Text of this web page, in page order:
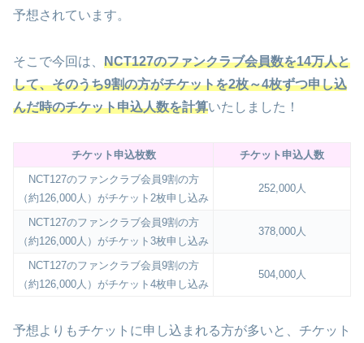
予想されています。
そこで今回は、 NCT127のファンクラブ会員数を14万人と
して、そのうち9割の方がチケットを2枚～4枚ずつ申し込
んだ時のチケット申込人数を計算いたしました！
チケット申込枚数
チケット申込人数
NCT127のファンクラブ会員9割の方
（約126,000人）がチケット2枚申し込み
252,000人
NCT127のファンクラブ会員9割の方
（約126,000人）がチケット3枚申し込み
378,000人
NCT127のファンクラブ会員9割の方
（約126,000人）がチケット4枚申し込み
504,000人
予想よりもチケットに申し込まれる方が多いと、チケット